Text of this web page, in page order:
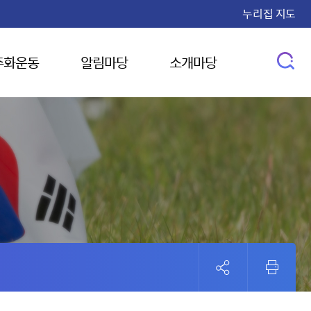
누리집 지도
운동 알림마당 소개마당